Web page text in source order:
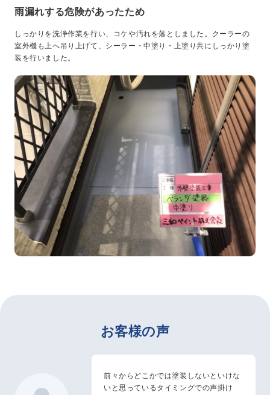
雨漏れする危険があったため
しっかりを洗浄作業を行い、コケや汚れを落としました。クーラーの
室外機も上へ吊り上げて、シーラー・中塗り・上塗り共にしっかり塗
装を行いました。
お客様の声
前々からどこかでは塗装しないといけな
いと思っているタイミングでの声掛け